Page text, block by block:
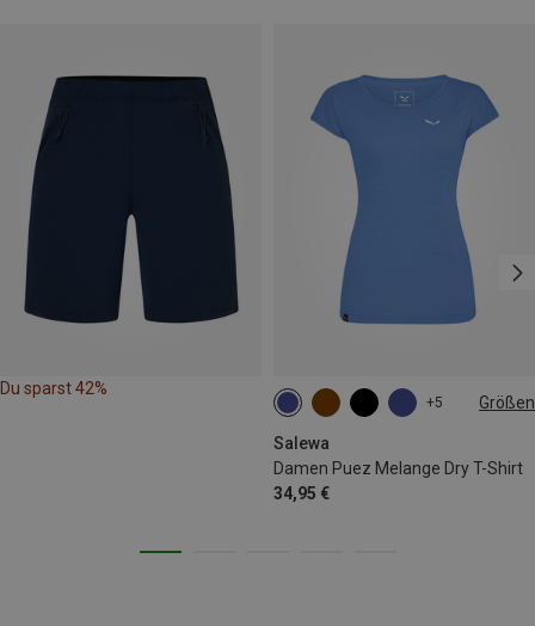
Du sparst 42%
+5 Größen
Salewa
Damen Puez Melange Dry T-Shirt
34,95 €
XS S M